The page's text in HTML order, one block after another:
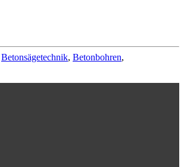
Betonsägetechnik, Betonbohren,